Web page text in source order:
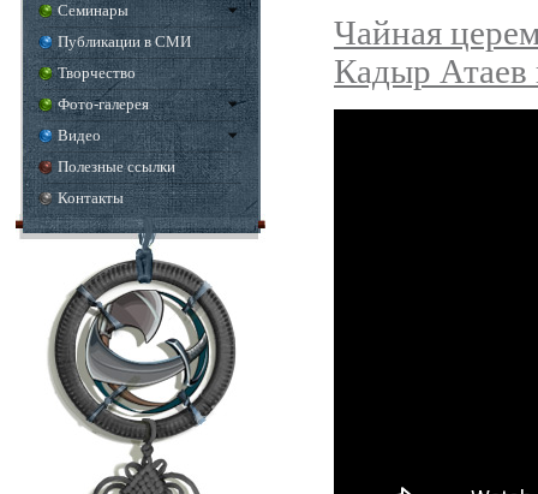
Семинары
Публикации в СМИ
Творчество
Фото-галерея
Видео
Полезные ссылки
Контакты
Чайная
Кадыр